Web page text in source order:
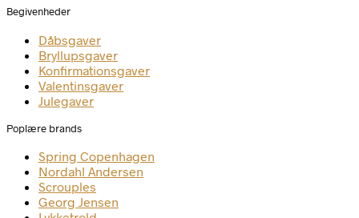
Begivenheder
Dåbsgaver
Bryllupsgaver
Konfirmationsgaver
Valentinsgaver
Julegaver
Poplære brands
Spring Copenhagen
Nordahl Andersen
Scrouples
Georg Jensen